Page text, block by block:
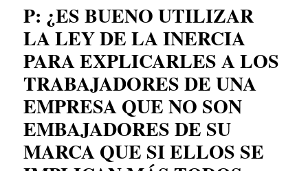
P: ¿ES BUENO UTILIZAR
LA LEY DE LA INERCIA
PARA EXPLICARLES A LOS
TRABAJADORES DE UNA
EMPRESA QUE NO SON
EMBAJADORES DE SU
MARCA QUE SI ELLOS SE